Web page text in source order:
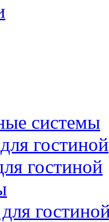
системы
гостиной
гостиной